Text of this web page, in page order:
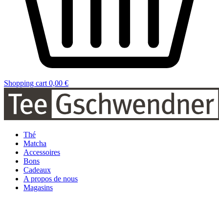
Shopping cart 0,00 €
Thé
Matcha
Accessoires
Bons
Cadeaux
A propos de nous
Magasins